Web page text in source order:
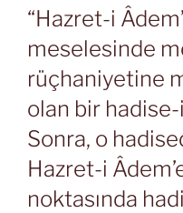
TARIHI
“Hazret-i
meselesinde
rüçhaniyetine
olan bir hadise-
Sonra, o
Hazret-i
noktasında